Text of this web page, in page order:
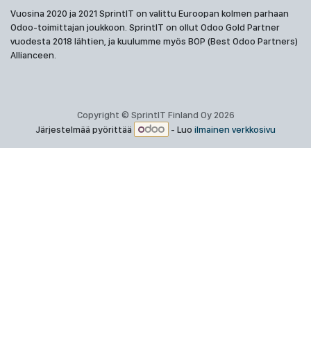
Vuosina 2020 ja 2021 SprintIT on valittu Euroopan kolmen parhaan
Odoo-toimittajan joukkoon. SprintIT on ollut Odoo Gold Partner
vuodesta 2018 lähtien, ja kuulumme myös BOP (Best Odoo Partners)
Allianceen.
Copyright © SprintIT Finland Oy 2026
Järjestelmää pyörittää
- Luo ilmainen verkkosivu